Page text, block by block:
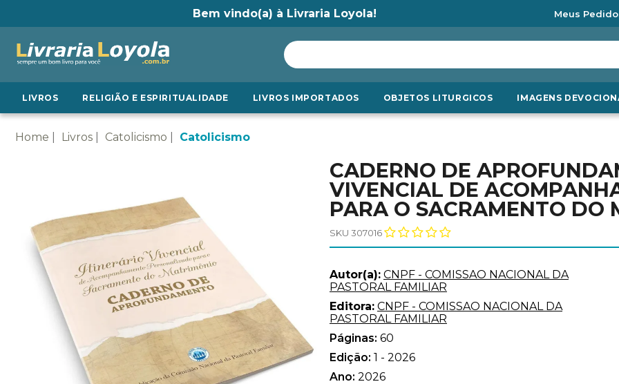
Bem vindo(a) à Livraria Loyola! Meus
LIVROS RELIGIÃO E ESPIRITUALIDADE LIVROS IMPORTADOS OBJETOS LITURGICOS IMAGENS
Home Livros Catolicismo Catolicismo
CADERNO DE
VIVENCIAL DE
PARA O SACRAMENTO DO
SKU 307016
Autor(a): CNPF - COMISSAO NACIONAL DA
PASTORAL FAMILIAR
Editora: CNPF - COMISSAO NACIONAL DA
PASTORAL FAMILIAR
Páginas: 60
Edição: 1 - 2026
Ano: 2026